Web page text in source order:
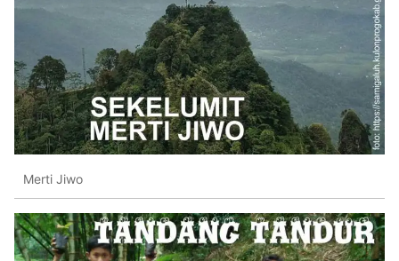
Merti Jiwo